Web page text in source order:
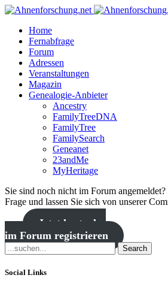
Home
Fernabfrage
Forum
Adressen
Veranstaltungen
Magazin
Genealogie-Anbieter
Ancestry
FamilyTreeDNA
FamilyTree
FamilySearch
Geneanet
23andMe
MyHeritage
Sie sind noch nicht im Forum
Frage und lassen Sie sich von unserer
Jetzt kostenlos
im Forum registrieren
Search
Social Links